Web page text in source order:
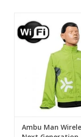
Generation
TOEVOEGEN AAN
Ambu Man